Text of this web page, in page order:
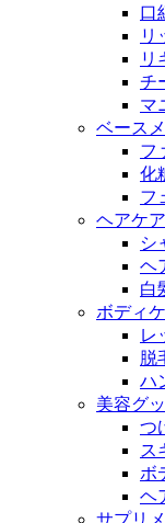
口
リ
リ
チ
マ
ベース
フ
化
フ
ヘアケ
シ
ヘ
白
ボディ
レ
脱
ハ
美容グ
つ
ス
ボ
ヘ
サプリ